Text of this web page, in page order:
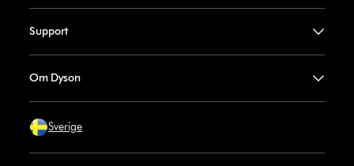
Support
Om Dyson
Sverige